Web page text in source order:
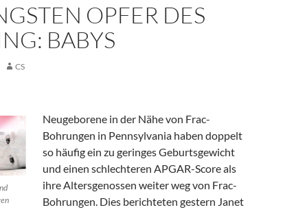
OPFER DES
BABYS
CS
Neugeborene in der Nähe von Frac-
Bohrungen in Pennsylvania haben doppelt
so häufig ein zu geringes Geburtsgewicht
und einen schlechteren APGAR-Score als
ihre Altersgenossen weiter weg von Frac-
Bohrungen. Dies berichteten gestern Janet